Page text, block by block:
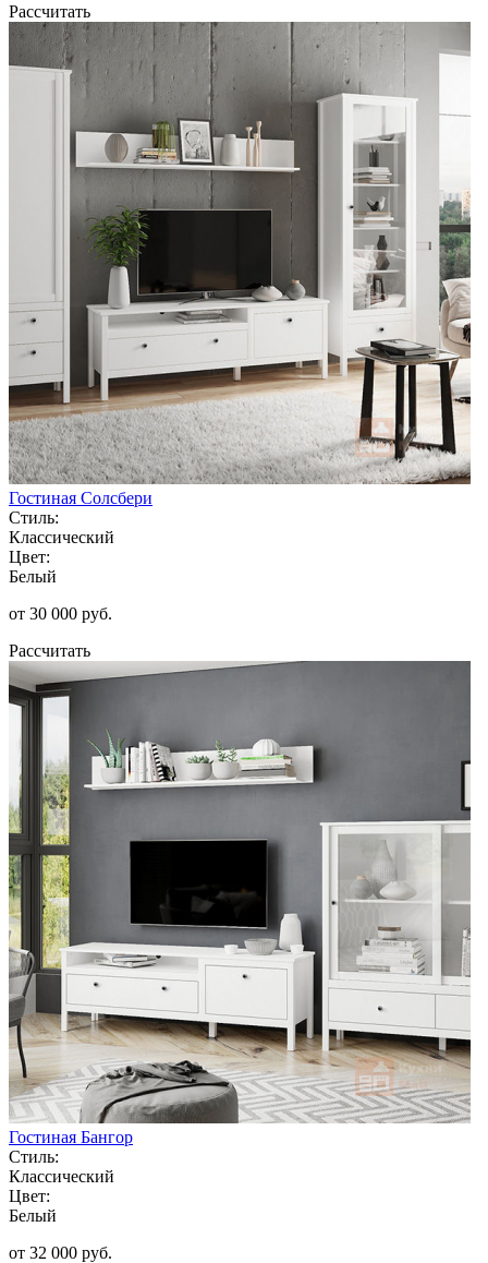
Рассчитать
Гостиная Солсбери
Стиль:
Классический
Цвет:
Белый
от 30 000 руб.
Рассчитать
Гостиная Бангор
Стиль:
Классический
Цвет:
Белый
от 32 000 руб.